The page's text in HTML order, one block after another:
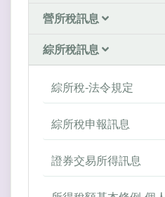
營所稅訊息
綜所稅訊息
綜所稅-法令規定
綜所稅申報訊息
證券交易所得訊息